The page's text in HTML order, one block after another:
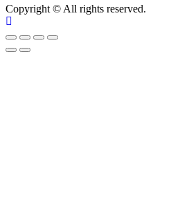
Copyright © All rights reserved.